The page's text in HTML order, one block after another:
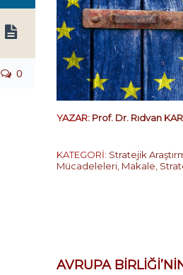
0
YAZAR: Prof. Dr. Rıdvan
KATEGORİ: Stratejik
Mücadeleleri Makale
AVRUPA